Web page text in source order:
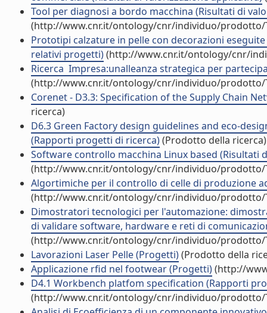
Tool per diagnosi a bordo macchina (Risultati di
(http://www.cnr.it/ontology/cnr/individuo/prodotto/
Prototipi calzature in pelle con decorazioni
relativi progetti)(http://www.cnr.it/ontology/cnr/
Ricerca  Impresa:unalleanza strategica per
(http://www.cnr.it/ontology/cnr/individuo/prodotto/
Corenet - D3.3: Specification of the Supply Chain
ricerca)
D6.3 Green Factory design guidelines and eco-
(Rapporti progetti di ricerca)(Prodotto della ricerca)
Software controllo macchina Linux based (Risultati
(http://www.cnr.it/ontology/cnr/individuo/prodotto/
Algortimiche per il controllo di celle di produzione
(http://www.cnr.it/ontology/cnr/individuo/prodotto/
Dimostratori tecnologici per l'automazione:
di validare software, hardware e reti di
(http://www.cnr.it/ontology/cnr/individuo/prodotto/
Lavorazioni Laser Pelle (Progetti)(Prodotto della
Applicazione rfid nel footwear (Progetti)(http://
D4.1 Workbench platfom specification (Rapporti
(http://www.cnr.it/ontology/cnr/individuo/prodotto/